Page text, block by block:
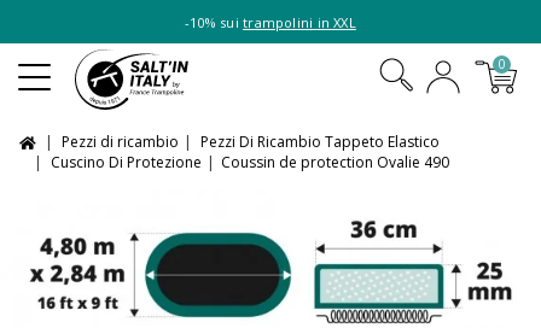
-10% suitrampolini in XXL
0
Pezzi di ricambio
Pezzi Di Ricambio Tappeto Elastico
Cuscino Di Protezione
Coussin de protection Ovalie 490